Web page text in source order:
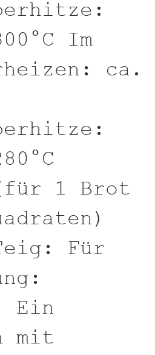
Im
ca.
1 Brot
Für
Ein
mit